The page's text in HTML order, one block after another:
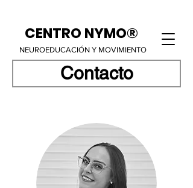
CENTRO NYMO®
NEUROEDUCACIÓN Y MOVIMIENTO
Contacto